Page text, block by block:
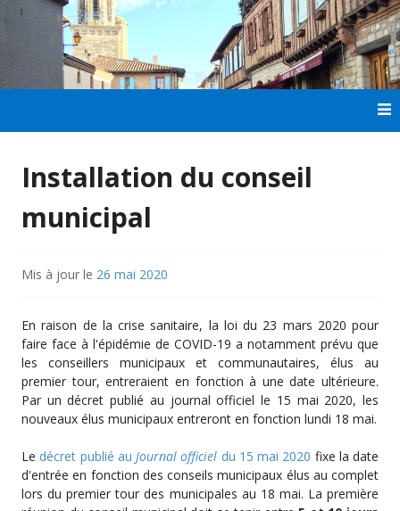
Installation du conseil
municipal
Mis à jour le 26 mai 2020
En raison de la crise sanitaire, la loi du 23 mars 2020 pour
faire face à l'épidémie de COVID-19 a notamment prévu que
les conseillers municipaux et communautaires, élus au
premier tour, entreraient en fonction à une date ultérieure.
Par un décret publié au journal officiel le 15 mai 2020, les
nouveaux élus municipaux entreront en fonction lundi 18 mai.
Le décret publié au Journal officiel du 15 mai 2020 fixe la date
d'entrée en fonction des conseils municipaux élus au complet
lors du premier tour des municipales au 18 mai. La première